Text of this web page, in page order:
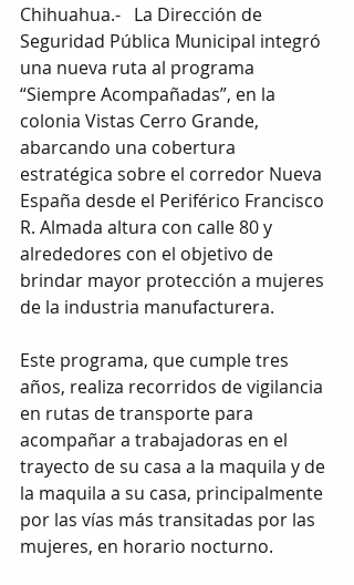
Chihuahua.-   La Dirección de
Seguridad Pública Municipal integró
una nueva ruta al programa
“Siempre Acompañadas”, en la
colonia Vistas Cerro Grande,
abarcando una cobertura
estratégica sobre el corredor Nueva
España desde el Periférico Francisco
R. Almada altura con calle 80 y
alrededores con el objetivo de
brindar mayor protección a mujeres
de la industria manufacturera.
Este programa, que cumple tres
años, realiza recorridos de vigilancia
en rutas de transporte para
acompañar a trabajadoras en el
trayecto de su casa a la maquila y de
la maquila a su casa, principalmente
por las vías más transitadas por las
mujeres, en horario nocturno.